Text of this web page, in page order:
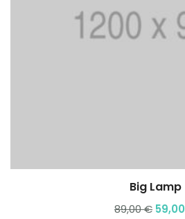
Big Lamp
89,00€ 59,00